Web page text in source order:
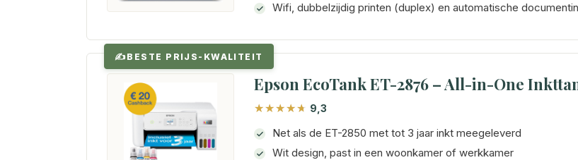
Wifi, dubbelzijdig printen (duplex) en automatische
BESTE PRIJS-KWALITEIT
Epson EcoTank ET-2876 – All-in-One
9,3
Net als de ET-2850 met tot 3 jaar inkt meegeleverd
Wit design, past in een woonkamer of werkkamer